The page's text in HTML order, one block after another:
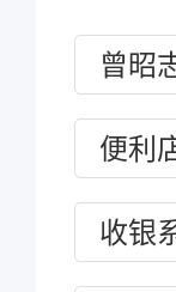
曾昭
便利
收银